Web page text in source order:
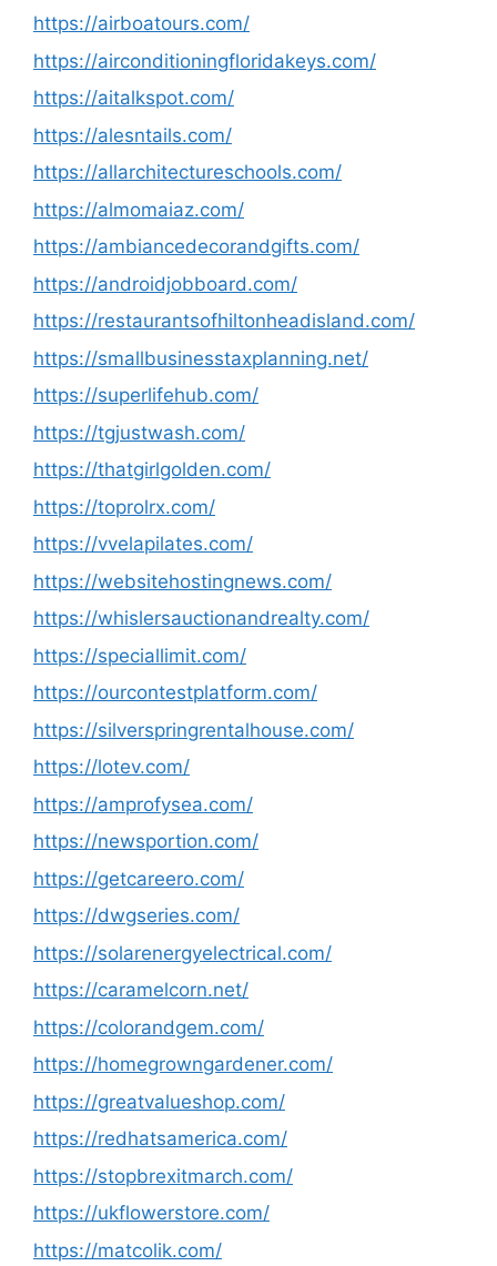
https://airboatours.com/
https://airconditioningfloridakeys.com/
https://aitalkspot.com/
https://alesntails.com/
https://allarchitectureschools.com/
https://almomaiaz.com/
https://ambiancedecorandgifts.com/
https://androidjobboard.com/
https://restaurantsofhiltonheadisland.com/
https://smallbusinesstaxplanning.net/
https://superlifehub.com/
https://tgjustwash.com/
https://thatgirlgolden.com/
https://toprolrx.com/
https://vvelapilates.com/
https://websitehostingnews.com/
https://whislersauctionandrealty.com/
https://speciallimit.com/
https://ourcontestplatform.com/
https://silverspringrentalhouse.com/
https://lotev.com/
https://amprofysea.com/
https://newsportion.com/
https://getcareero.com/
https://dwgseries.com/
https://solarenergyelectrical.com/
https://caramelcorn.net/
https://colorandgem.com/
https://homegrowngardener.com/
https://greatvalueshop.com/
https://redhatsamerica.com/
https://stopbrexitmarch.com/
https://ukflowerstore.com/
https://matcolik.com/